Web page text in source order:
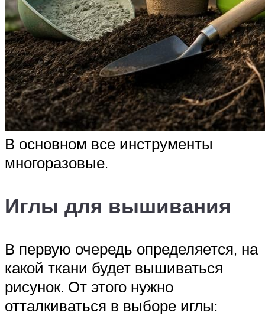
В основном все инструменты
многоразовые.
Иглы для вышивания
В первую очередь определяется, на
какой ткани будет вышиваться
рисунок. От этого нужно
отталкиваться в выборе иглы: